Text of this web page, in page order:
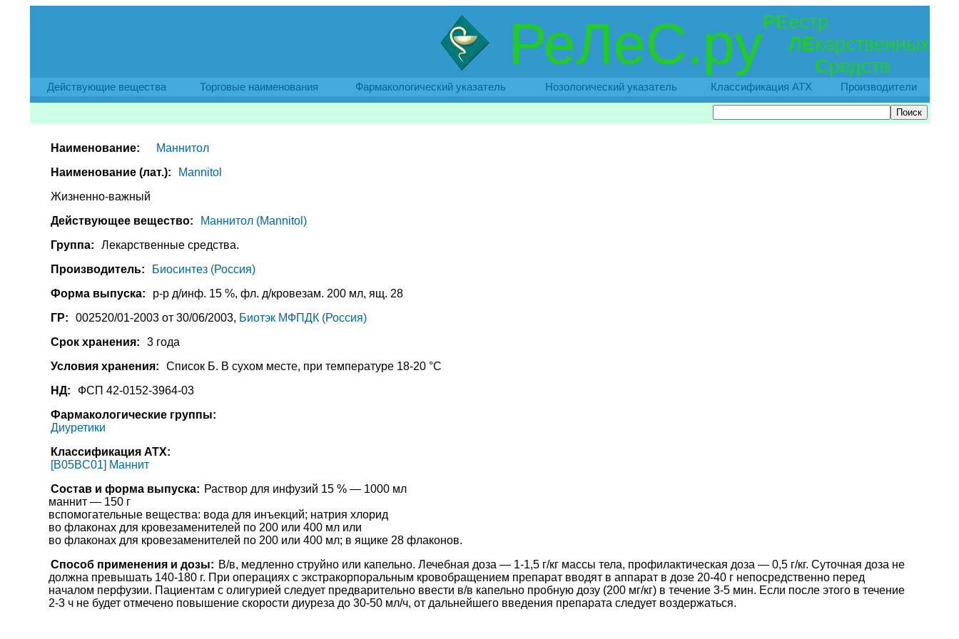
РеЛеС.руРЕестр
ЛЕкарственных
Средств
Действующие вещества Торговые наименования Фармакологический указатель Нозологический указатель Классификация АТХ Производители
Наименование:
Маннитол
Наименование (лат.):
Mannitol
Жизненно-важный
Действующее вещество:
Маннитол (Mannitol)
Группа:
Лекарственные средства.
Производитель:
Биосинтез (Россия)
Форма выпуска:
р-р д/инф. 15 %, фл. д/кровезам. 200 мл, ящ. 28
ГР:
002520/01-2003 от 30/06/2003, Биотэк МФПДК (Россия)
Срок хранения:
3 года
Условия хранения:
Список Б. В сухом месте, при температуре 18-20 °C
НД:
ФСП 42-0152-3964-03
Фармакологические группы:
Диуретики
Классификация АТХ:
[B05BC01] Маннит
Состав и форма выпуска: Раствор для инфузий 15 % — 1000 мл
маннит — 150 г
вспомогательные вещества: вода для инъекций; натрия хлорид
во флаконах для кровезаменителей по 200 или 400 мл или
во флаконах для кровезаменителей по 200 или 400 мл; в ящике 28 флаконов.
Способ применения и дозы: В/в, медленно струйно или капельно. Лечебная доза — 1-1,5 г/кг массы тела, профилактическая доза — 0,5 г/кг. Суточная доза не
должна превышать 140-180 г. При операциях с экстракорпоральным кровобращением препарат вводят в аппарат в дозе 20-40 г непосредственно перед
началом перфузии. Пациентам с олигурией следует предварительно ввести в/в капельно пробную дозу (200 мг/кг) в течение 3-5 мин. Если после этого в течение
2-3 ч не будет отмечено повышение скорости диуреза до 30-50 мл/ч, от дальнейшего введения препарата следует воздержаться.